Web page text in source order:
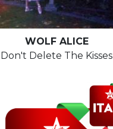
WOLF ALICE
Don't Delete The Kisses